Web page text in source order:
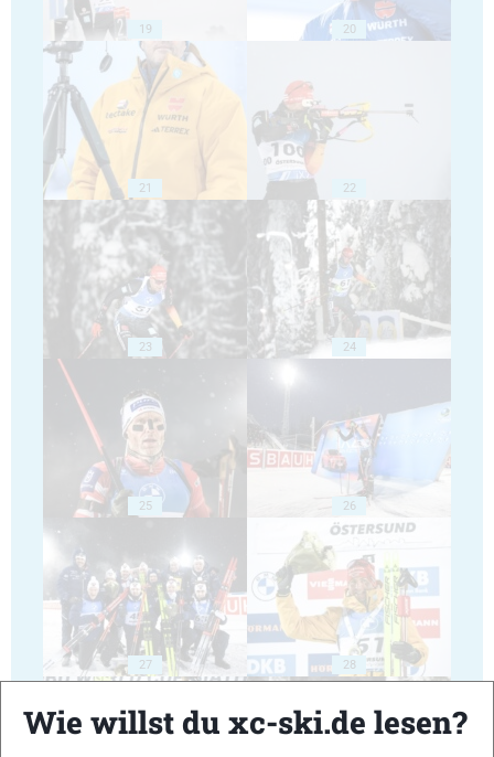
19 20
21 22
23 24
25 26
27 28
Wie willst du xc-ski.de lesen?